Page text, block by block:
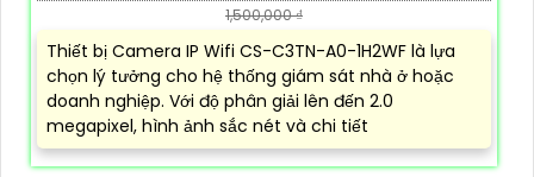
1,500,000 ₫
Thiết bị Camera IP Wifi CS-C3TN-A0-1H2WF là lựa
chọn lý tưởng cho hệ thống giám sát nhà ở hoặc
doanh nghiệp. Với độ phân giải lên đến 2.0
megapixel, hình ảnh sắc nét và chi tiết